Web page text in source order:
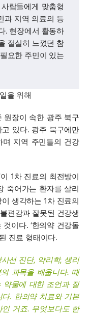
람들에게 맞춤형
과 지역 의료의 등
. 현장에서 활동하
절실히 느꼈던 참
요한 주민이 있는
을 위해
원장이 속한 광주 북구
있다. 광주 북구에만
지역 주민들의 건강
1차 진료의 최전방이
죽어가는 환자를 살리
생각하는 1차 진료의
편감과 잘못된 건강생
이다. ‘한의약 건강돌
진료 형태이다.
선 진단, 약리학, 생리
과목을 배웁니다. 때
약물에 대한 조언과 질
. 한의약 치료와 기본
거죠. 무엇보다도 한